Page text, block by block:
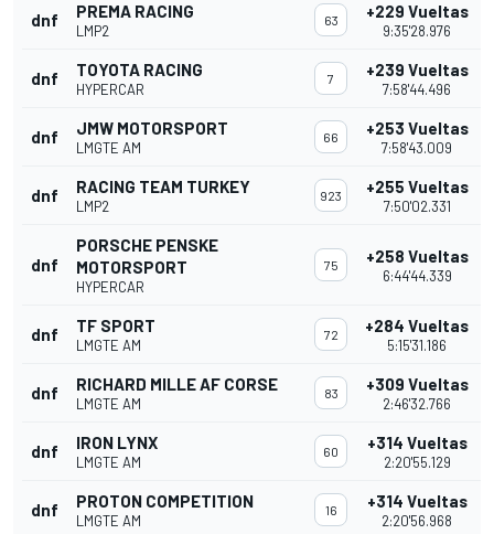
dnf PREMA RACING
LMP2
63 +229 Vueltas
9:35'28.976
dnf TOYOTA RACING
HYPERCAR
7 +239 Vueltas
7:58'44.496
dnf JMW MOTORSPORT
LMGTE AM
66 +253 Vueltas
7:58'43.009
dnf RACING TEAM TURKEY
LMP2
923 +255 Vueltas
7:50'02.331
dnf
PORSCHE PENSKE
MOTORSPORT
HYPERCAR
75 +258 Vueltas
6:44'44.339
dnf TF SPORT
LMGTE AM
72 +284 Vueltas
5:15'31.186
dnf RICHARD MILLE AF CORSE
LMGTE AM
83 +309 Vueltas
2:46'32.766
dnf IRON LYNX
LMGTE AM
60 +314 Vueltas
2:20'55.129
dnf PROTON COMPETITION
LMGTE AM
16 +314 Vueltas
2:20'56.968